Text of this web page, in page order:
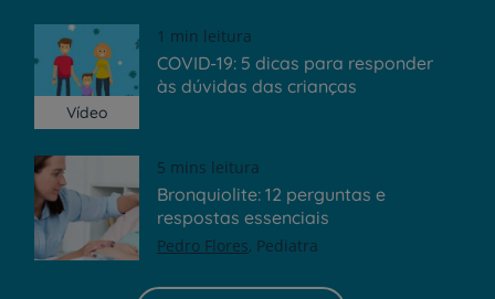
Vídeo
1 min leitura
COVID-19: 5 dicas para responder
às dúvidas das crianças
5 mins leitura
Bronquiolite: 12 perguntas e
respostas essenciais
Pedro Flores Pediatra